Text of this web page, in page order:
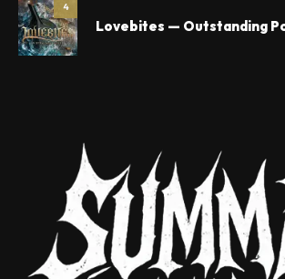
4
Lovebites — Outstanding